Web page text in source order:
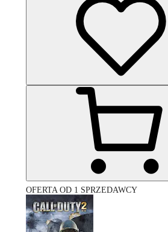
OFERTA OD 1 SPRZEDAWCY